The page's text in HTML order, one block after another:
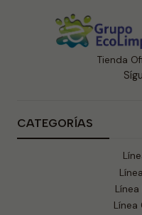
Tienda
CATEGORÍAS